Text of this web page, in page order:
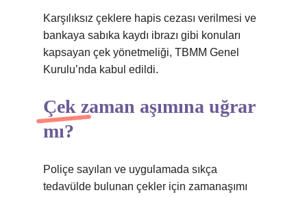
Karşılıksız çeklere hapis cezası verilmesi ve
bankaya sabıka kaydı ibrazı gibi konuları
kapsayan çek yönetmeliği, TBMM Genel
Kurulu’nda kabul edildi.
Çek zaman aşımına uğrar
mı?
Poliçe sayılan ve uygulamada sıkça
tedavülde bulunan çekler için zamanaşımı